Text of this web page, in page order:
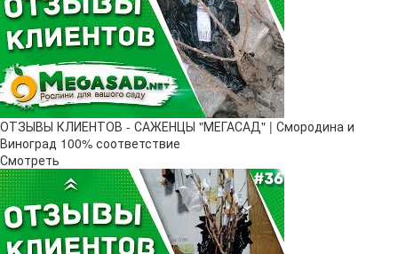
ОТЗЫВЫ КЛИЕНТОВ - САЖЕНЦЫ "МЕГАСАД" | Смородина и
Виноград 100% соответствие
Смотреть